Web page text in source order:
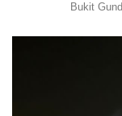
Bukit